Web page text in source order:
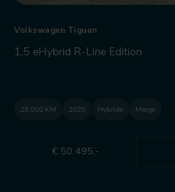
Volkswagen Tiguan
1.5 eHybrid R-Line Edition
28.000 KM 2025 Hybride Marge
€ 50.495,-